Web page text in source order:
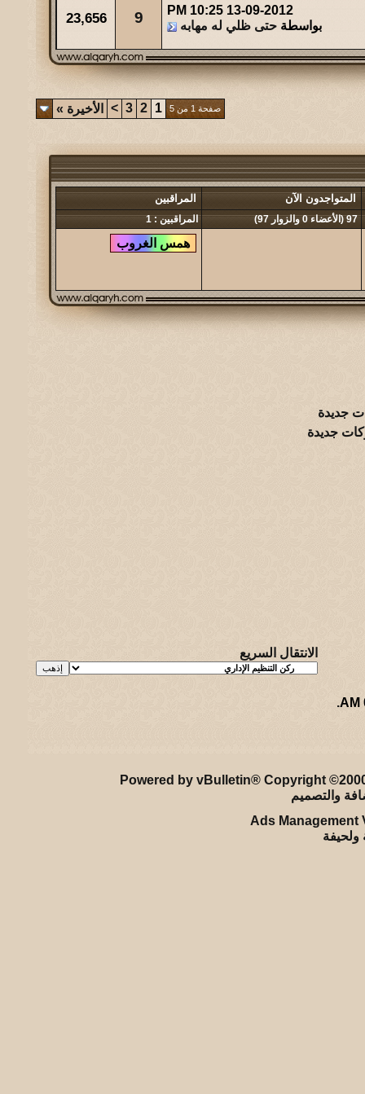
13-09-2012
10:25 PM
بواسطة حتى ظلي له مهابه 9
23,656
صفحة 1 من 5 1
2
3
> الأخيرة »
المتواجدون الآن المراقبين
97 (الأعضاء 0 والزوار 97) المراقبين : 1
جديدة
جديدة
الانتقال السريع
.
Powered by vBulletin® Copyright
Ads Management
ولحيفة